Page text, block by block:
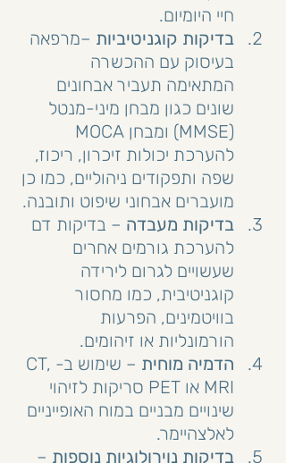
חיי היומיום.
בדיקות קוגניטיביות –מרפאה
בעיסוק עם ההכשרה
המתאימה תעביר אבחונים
שונים כגון מבחן מיני-מנטל
להערכת יכולות זיכרון, ריכוז,
שפה ותפקודים ניהוליים, כמו כן
מועברים אבחוני שיפוט ותובנה.
בדיקות מעבדה – בדיקות דם
להערכת גורמים אחרים
שעשויים לגרום לירידה
קוגניטיבית, כמו מחסור
בוויטמינים, הפרעות
הורמונליות או זיהומים.
הדמיה מוחית
– שימוש ב-CT,
MRI או PET סריקות לזיהוי
שינויים מבניים במוח האופייניים
לאלצהיימר.
בדיקות נוירולוגיות נוספות –